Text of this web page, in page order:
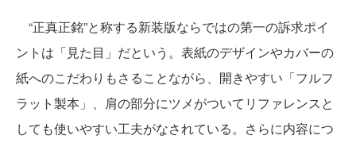
“正真正銘”と称する新装版ならではの第一の訴求ポイ
ントは「見た目」だという。表紙のデザインやカバーの
紙へのこだわりもさることながら、開きやすい「フルフ
ラット製本」、肩の部分にツメがついてリファレンスと
しても使いやすい工夫がなされている。さらに内容につ